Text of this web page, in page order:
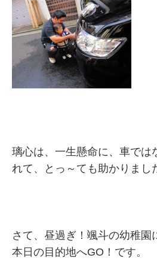
璃心は、一生懸命に、車では
れて、とっ～ても助かりまし
さて、昼過ぎ！颯斗の幼稚園
本日の目的地へGO！です。